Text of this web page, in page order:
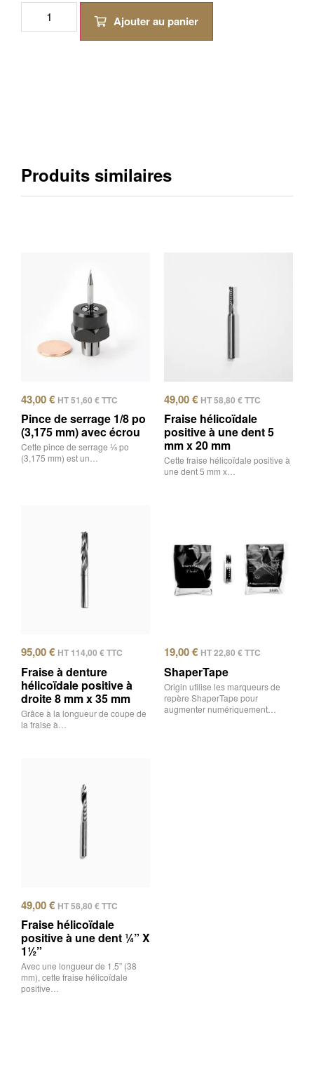
Ajouter au panier
Produits similaires
43,00€ HT51,60 €TTC
Pince de serrage 1/8 po
(3,175 mm) avec écrou
Cette pince de serrage ⅛ po
(3,175 mm) est un…
49,00€ HT58,80 €TTC
Fraise hélicoïdale
positive à une dent 5
mm x 20 mm
Cette fraise hélicoïdale positive à
une dent 5 mm x…
95,00€ HT 114,00 €TTC
Fraise à denture
hélicoïdale positive à
droite 8 mm x 35 mm
Grâce à la longueur de coupe de
la fraise à…
19,00€ HT22,80 €TTC
ShaperTape
Origin utilise les marqueurs de
repère ShaperTape pour
augmenter numériquement…
49,00€ HT58,80 €TTC
Fraise hélicoïdale
positive à une dent ¼” X
1½”
Avec une longueur de 1.5” (38
mm), cette fraise hélicoïdale
positive…